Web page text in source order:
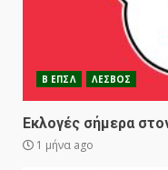
Β ΕΠΣΛ ΛΕΣΒΟΣ
Εκλογές σήμερα
1 μήνα ago